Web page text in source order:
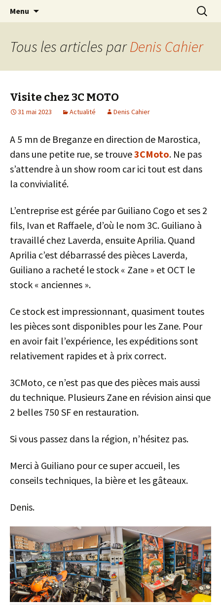
Laverda Club de France
Pour que vive une passion italienne
Menu
Tous les articles parDenis Cahier
Visite chez 3C MOTO
31 mai 2023 Actualité Denis Cahier
A 5 mn de Breganze en direction de Marostica,
dans une petite rue, se trouve3CMoto. Ne pas
s’attendre à un show room car ici tout est dans
la convivialité.
L’entreprise est gérée par Guiliano Cogo et ses 2
fils, Ivan et Raffaele, d’où le nom 3C. Guiliano à
travaillé chez Laverda, ensuite Aprilia. Quand
Aprilia c’est débarrassé des pièces Laverda,
Guiliano a racheté le stock « Zane » et OCT le
stock « anciennes ».
Ce stock est impressionnant, quasiment toutes
les pièces sont disponibles pour les Zane. Pour
en avoir fait l’expérience, les expéditions sont
relativement rapides et à prix correct.
3CMoto, ce n’est pas que des pièces mais aussi
du technique. Plusieurs Zane en révision ainsi que
2 belles 750 SF en restauration.
Si vous passez dans la région, n’hésitez pas.
Merci à Guiliano pour ce super accueil, les
conseils techniques, la bière et les gâteaux.
Denis.